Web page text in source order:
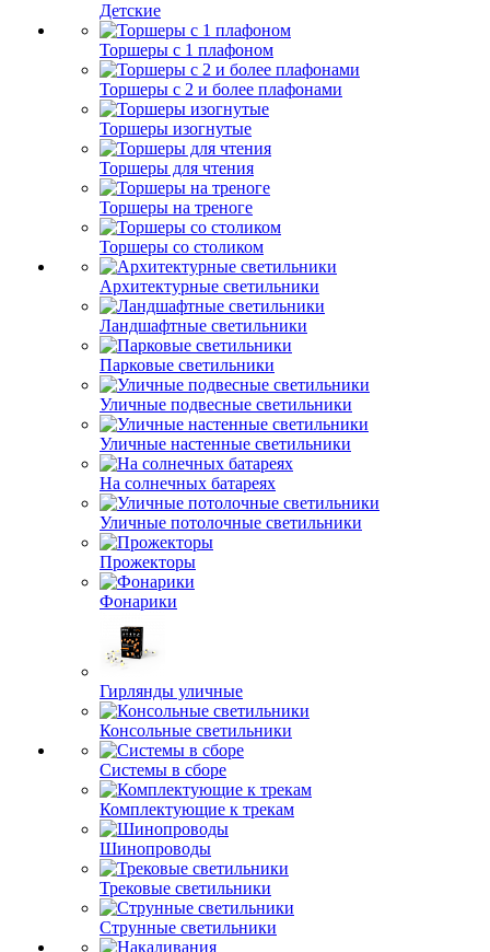
Детские
Торшеры с 1 плафоном
Торшеры с 2 и более плафонами
Торшеры изогнутые
Торшеры для чтения
Торшеры на треноге
Торшеры со столиком
Архитектурные светильники
Ландшафтные светильники
Парковые светильники
Уличные подвесные светильники
Уличные настенные светильники
На солнечных батареях
Уличные потолочные светильники
Прожекторы
Фонарики
Гирлянды уличные
Консольные светильники
Системы в сборе
Комплектующие к трекам
Шинопроводы
Трековые светильники
Струнные светильники